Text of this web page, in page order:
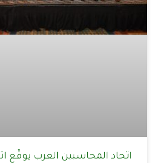
اتحاد المحاسبين العرب يوقّع